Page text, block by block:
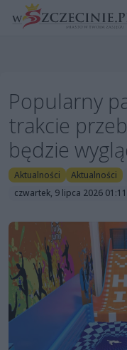
Popularny
trakcie
będzie
Aktualności Aktualności
czwartek, 9 lipca 2026 01:11